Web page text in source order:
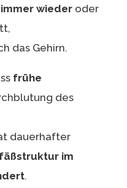
immer wiederoder
das Gehirn.
frühe
des
dauerhafter
im
.